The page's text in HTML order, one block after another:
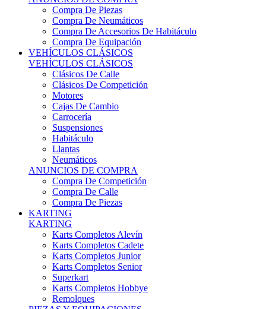
Compra De Piezas
Compra De Neumáticos
Compra De Accesorios De Habitáculo
Compra De Equipación
VEHÍCULOS CLÁSICOS
VEHÍCULOS CLÁSICOS
Clásicos De Calle
Clásicos De Competición
Motores
Cajas De Cambio
Carrocería
Suspensiones
Habitáculo
Llantas
Neumáticos
ANUNCIOS DE COMPRA
Compra De Competición
Compra De Calle
Compra De Piezas
KARTING
KARTING
Karts Completos Alevín
Karts Completos Cadete
Karts Completos Junior
Karts Completos Senior
Superkart
Karts Completos Hobbye
Remolques